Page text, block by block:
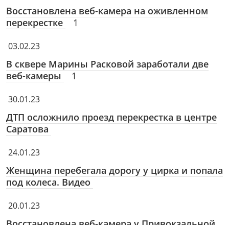
Восстановлена веб-камера на оживленном
перекрестке
1
03.02.23
В сквере Марины Расковой заработали две
веб-камеры
1
30.01.23
ДТП осложнило проезд перекрестка в центре
Саратова
24.01.23
Женщина перебегала дорогу у цирка и попала
под колеса. Видео
20.01.23